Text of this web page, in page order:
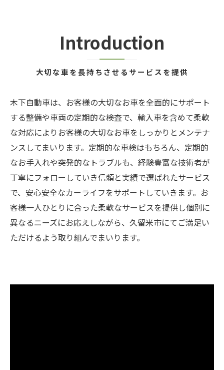
大切な車を長持ちさせるサービスを提供
Introduction
木下自動車は、お客様の大切なお車を全面的にサポート
する整備や車両の定期的な検査で、輸入車を含めて柔軟
な対応によりお客様の大切なお車をしっかりとメンテナ
ンスしてまいります。定期的な車検はもちろん、定期的
なお手入れや突発的なトラブルも、経験豊富な技術者が
丁寧にフォローしていき信頼と実績で選ばれたサービス
で、安心安全なカーライフをサポートしていきます。お
客様一人ひとりに合った柔軟なサービスを提供し個別に
異なるニーズにお応えしながら、久留米市にてご満足い
ただけるよう取り組んでまいります。